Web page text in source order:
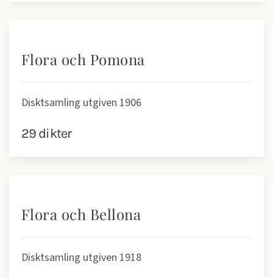
Flora och Pomona
Disktsamling utgiven 1906
29 dikter
Flora och Bellona
Disktsamling utgiven 1918